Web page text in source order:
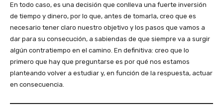
En todo caso, es una decisión que conlleva una fuerte inversión
de tiempo y dinero, por lo que, antes de tomarla, creo que es
necesario tener claro nuestro objetivo y los pasos que vamos a
dar para su consecución, a sabiendas de que siempre va a surgir
algún contratiempo en el camino. En definitiva: creo que lo
primero que hay que preguntarse es por qué nos estamos
planteando volver a estudiar y, en función de la respuesta, actuar
en consecuencia.